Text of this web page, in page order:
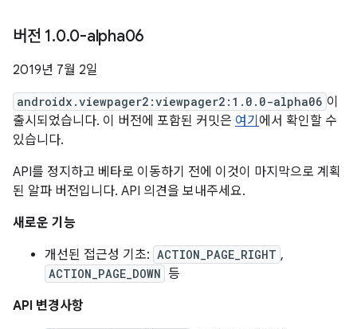
버전 1.0.0-alpha06
2019년 7월 2일
androidx.viewpager2:viewpager2:1.0.0-alpha06 이
출시되었습니다. 이 버전에 포함된 커밋은 여기 에서 확인할 수
있습니다.
API를 정지하고 베타로 이동하기 전에 이것이 마지막으로 계획
된 알파 버전입니다. API 의견을 보내주세요.
새로운 기능
개선된 접근성 기초: ACTION_PAGE_RIGHT ,
ACTION_PAGE_DOWN 등
API 변경사항